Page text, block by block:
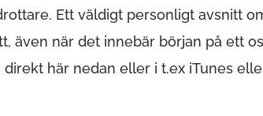
Ett väldigt personligt avsnitt
även när det innebär början på ett
direkt här nedan eller i t.ex iTunes